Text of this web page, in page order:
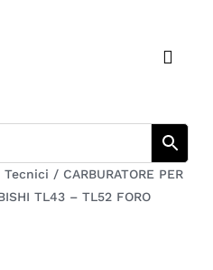
Toggle
Catalogo
/ CARBURATORE PER
TL43 – TL52 FORO